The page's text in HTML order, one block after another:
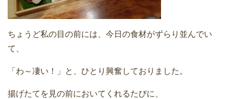
ちょうど私の目の前には、今日の食材がずらり並んでい
て、
「わ～凄い！」と、ひとり興奮しておりました。
揚げたてを見の前においてくれるたびに、